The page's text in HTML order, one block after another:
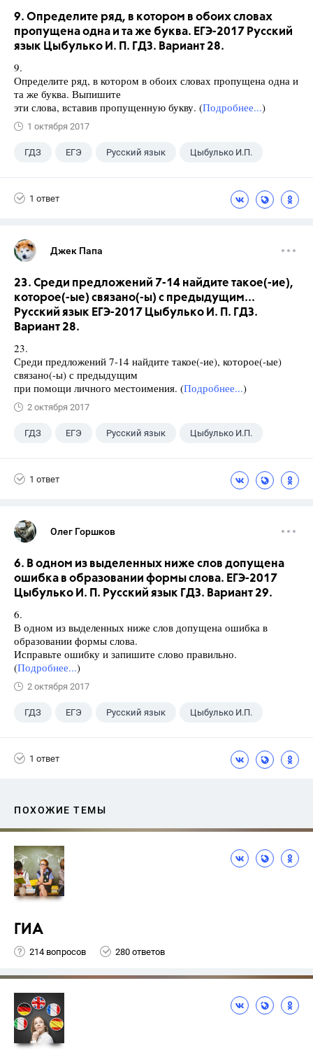
9. Определите ряд, в котором в обоих словах
пропущена одна и та же буква. ЕГЭ-2017 Русский
язык Цыбулько И. П. ГДЗ. Вариант 28.
9.
Определите ряд, в котором в обоих словах пропущена одна и
та же буква. Выпишите
эти слова, вставив пропущенную букву. (Подробнее...)
1 октября 2017
ГДЗ ЕГЭ Русский язык Цыбулько И.П.
1 ответ
Джек Папа
23. Среди предложений 7-14 найдите такое(-ие),
которое(-ые) связано(-ы) с предыдущим...
Русский язык ЕГЭ-2017 Цыбулько И. П. ГДЗ.
Вариант 28.
23.
Среди предложений 7-14 найдите такое(-ие), которое(-ые)
связано(-ы) с предыдущим
при помощи личного местоимения. (Подробнее...)
2 октября 2017
ГДЗ ЕГЭ Русский язык Цыбулько И.П.
1 ответ
Олег Горшков
6. В одном из выделенных ниже слов допущена
ошибка в образовании формы слова. ЕГЭ-2017
Цыбулько И. П. Русский язык ГДЗ. Вариант 29.
6.
В одном из выделенных ниже слов допущена ошибка в
образовании формы слова.
Исправьте ошибку и запишите слово правильно.
(Подробнее...)
2 октября 2017
ГДЗ ЕГЭ Русский язык Цыбулько И.П.
1 ответ
ПОХОЖИЕ ТЕМЫ
ГИА
214 вопросов 280 ответов